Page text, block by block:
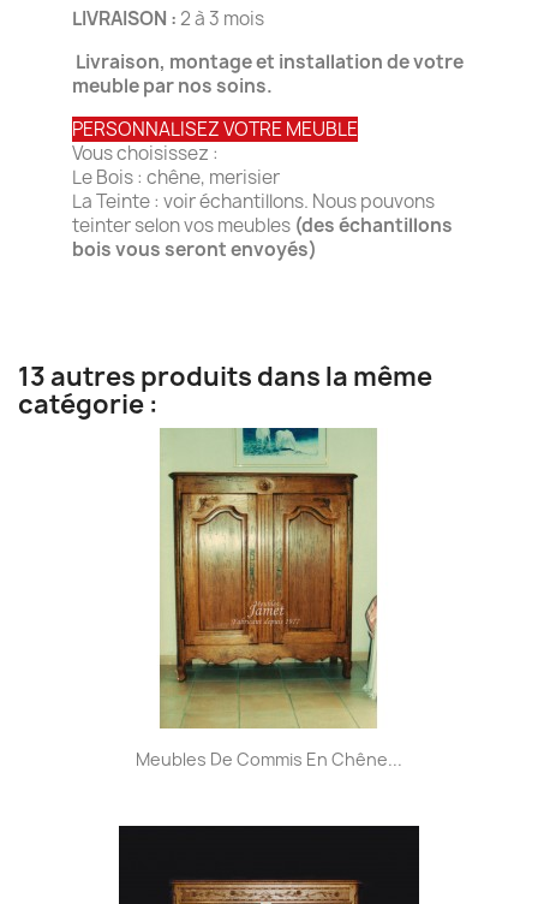
LIVRAISON :2 à 3 mois
Livraison, montage et installation de votre
meuble par nos soins.
PERSONNALISEZ VOTRE MEUBLE
Vous choisissez :
Le Bois : chêne, merisier
La Teinte : voir échantillons. Nous pouvons
teinter selon vos meubles (des échantillons
bois vous seront envoyés)
13 autres produits dans la même
catégorie :
Meubles De Commis En Chêne...